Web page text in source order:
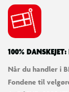
100%
Når du handler i
Fondene til